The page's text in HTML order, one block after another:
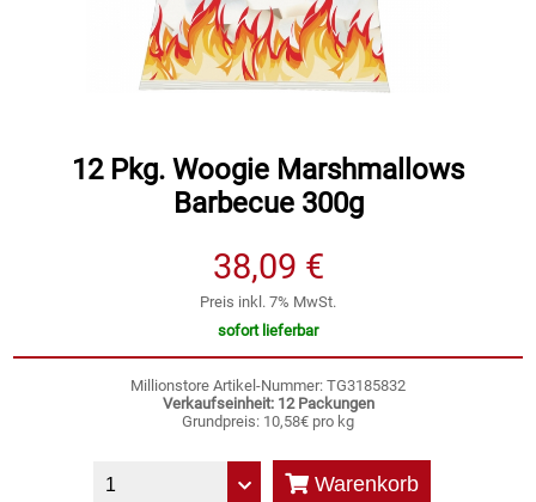
Speichermedien und Rohlinge
Zubehör
Cateringzubehör
Einwegartikel / Trinkhalme
12 Pkg. Woogie Marshmallows
Barbecue 300g
38,09 €
Preis inkl. 7% MwSt.
sofort lieferbar
Millionstore Artikel-Nummer: TG3185832
Verkaufseinheit: 12 Packungen
Grundpreis: 10,58€ pro kg
Warenkorb